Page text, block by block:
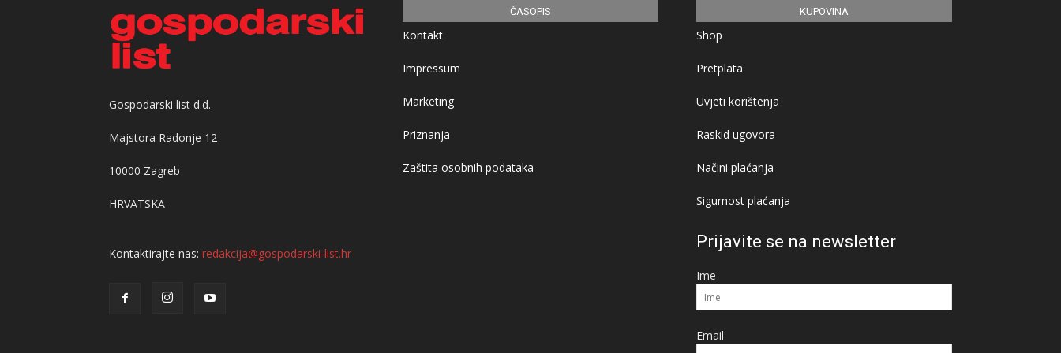
Gospodarski list d.d.
Majstora Radonje 12
10000 Zagreb
HRVATSKA
Kontaktirajte nas: redakcija@gospodarski-list.hr
ČASOPIS
Kontakt
Impressum
Marketing
Priznanja
Zaštita osobnih podataka
KUPOVINA
Shop
Pretplata
Uvjeti korištenja
Raskid ugovora
Načini plaćanja
Sigurnost plaćanja
Prijavite se na newsletter
Ime
Email